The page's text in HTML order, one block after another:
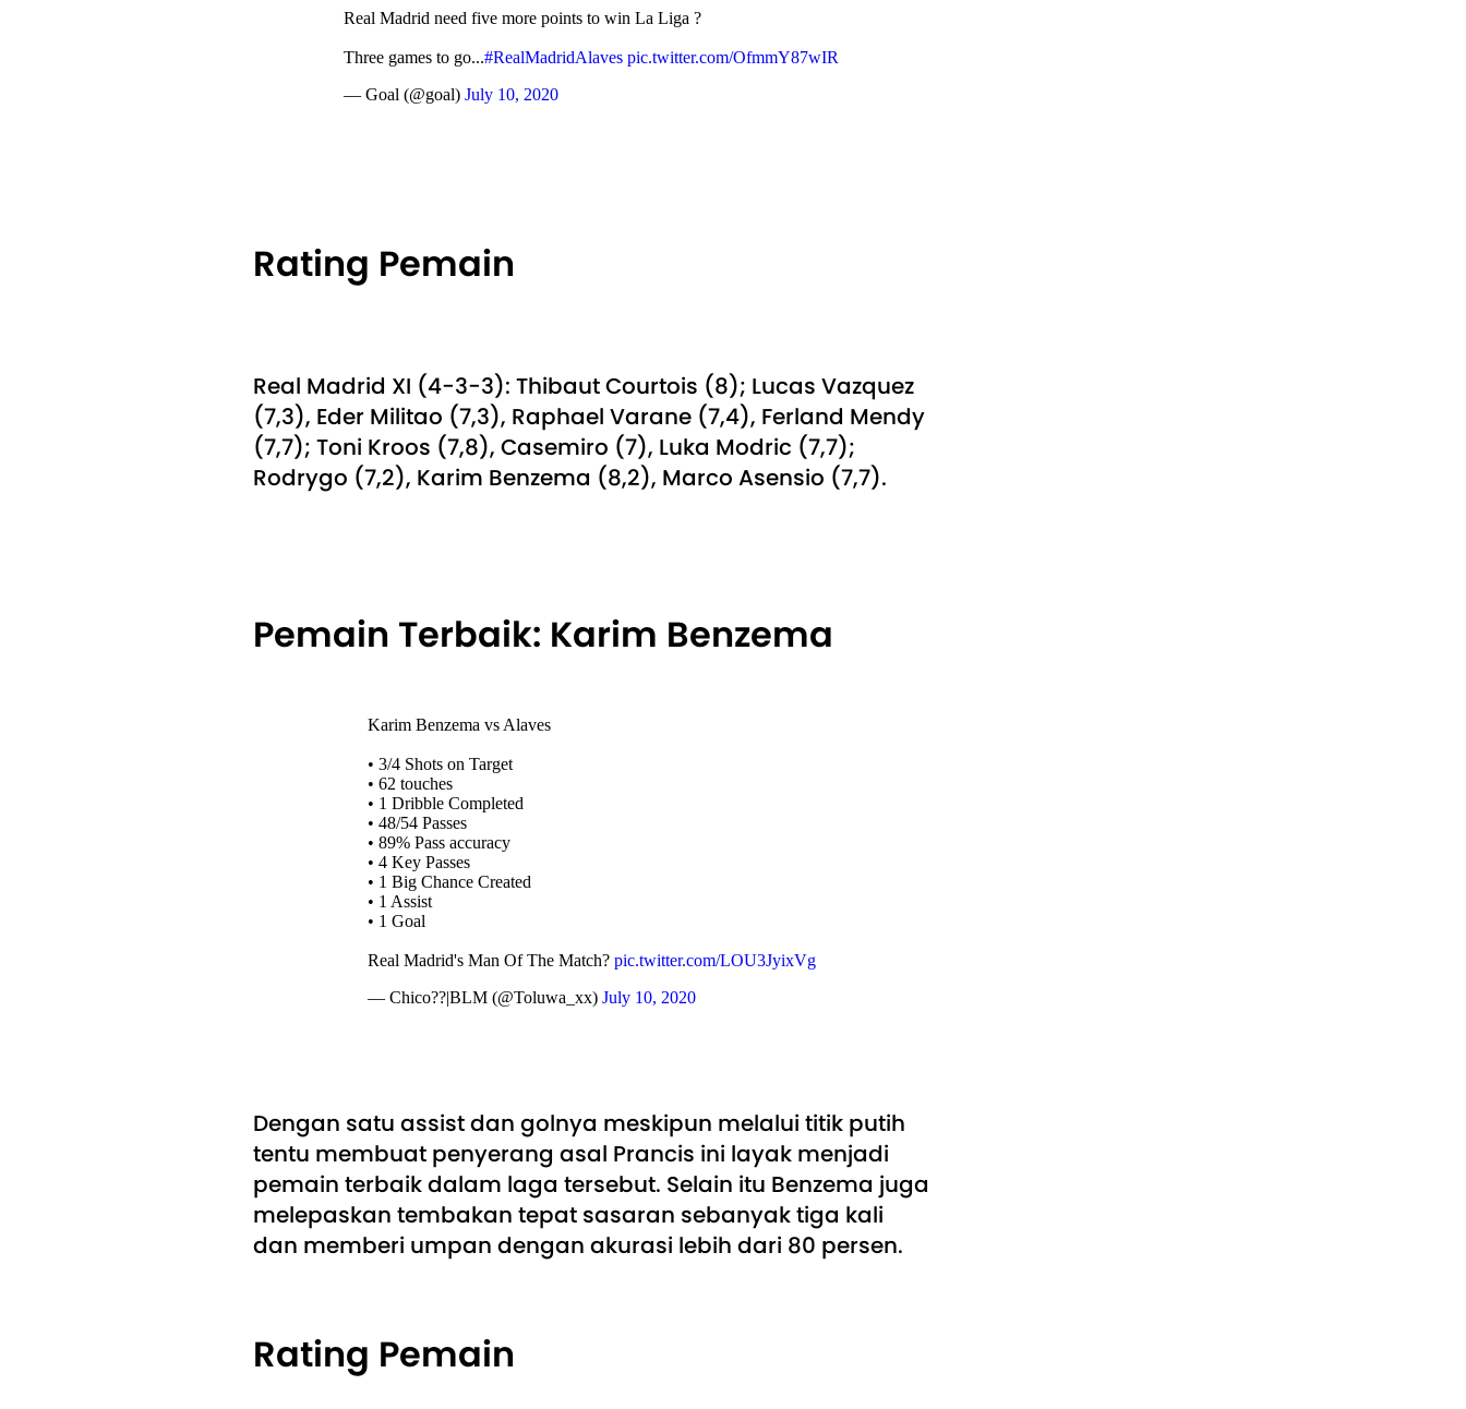
Real Madrid need five more points to win La Liga ?
Three games to go...#RealMadridAlaves pic.twitter.com/OfmmY87wIR
— Goal (@goal) July 10, 2020
Rating Pemain
Real Madrid XI (4-3-3): Thibaut Courtois (8); Lucas Vazquez
(7,3), Eder Militao (7,3), Raphael Varane (7,4), Ferland Mendy
(7,7); Toni Kroos (7,8), Casemiro (7), Luka Modric (7,7);
Rodrygo (7,2), Karim Benzema (8,2), Marco Asensio (7,7).
Pemain Terbaik: Karim Benzema
Karim Benzema vs Alaves
• 3/4 Shots on Target
• 62 touches
• 1 Dribble Completed
• 48/54 Passes
• 89% Pass accuracy
• 4 Key Passes
• 1 Big Chance Created
• 1 Assist
• 1 Goal
Real Madrid's Man Of The Match? pic.twitter.com/LOU3JyixVg
— Chico??|BLM (@Toluwa_xx) July 10, 2020
Dengan satu assist dan golnya meskipun melalui titik putih
tentu membuat penyerang asal Prancis ini layak menjadi
pemain terbaik dalam laga tersebut. Selain itu Benzema juga
melepaskan tembakan tepat sasaran sebanyak tiga kali
dan memberi umpan dengan akurasi lebih dari 80 persen.
Rating Pemain